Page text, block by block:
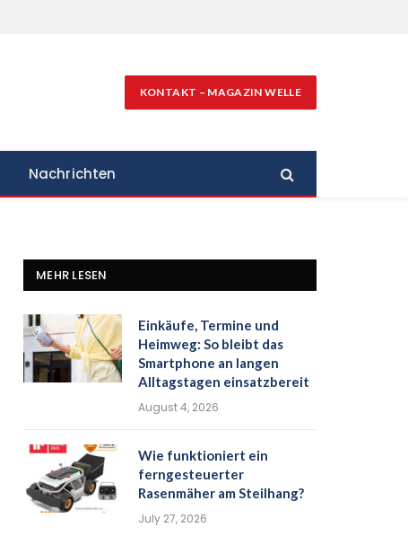
KONTAKT – MAGAZIN WELLE
Nachrichten
MEHR LESEN
Einkäufe, Termine und
Heimweg: So bleibt das
Smartphone an langen
Alltagstagen einsatzbereit
August 4, 2026
Wie funktioniert ein
ferngesteuerter
Rasenmäher am Steilhang?
July 27, 2026